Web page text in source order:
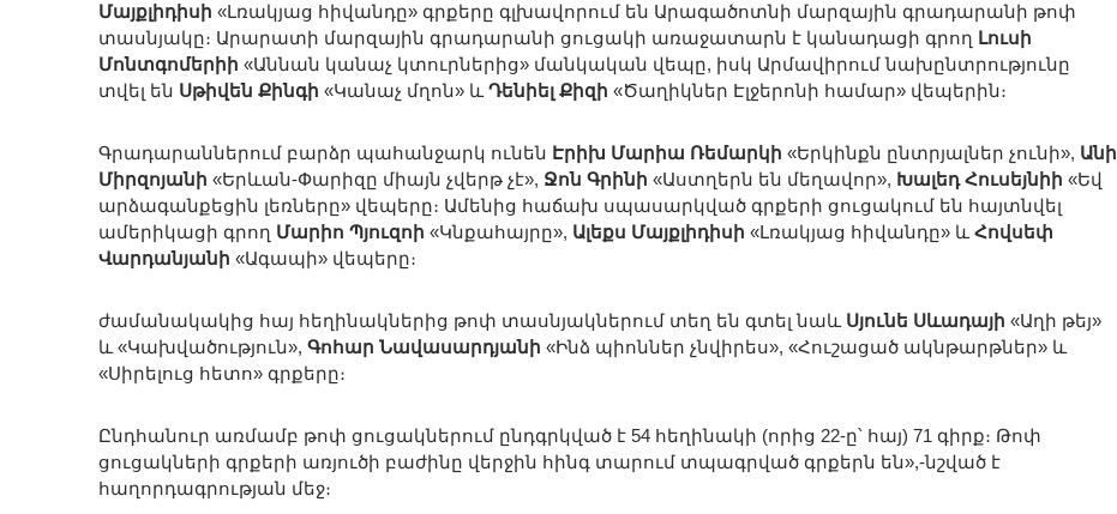
Մայքլիդիսի «Լռակյաց հիվանդը» գրքերը գլխավորում են Արագածոտնի մարզային գրադարանի թոփ
տասնյակը։ Արարատի մարզային գրադարանի ցուցակի առաջատարն է կանադացի գրող Լուսի
Մոնտգոմերիի «Աննան կանաչ կտուրներից» մանկական վեպը, իսկ Արմավիրում նախընտրությունը
տվել են Սթիվեն Քինգի «Կանաչ մղոն» և Դենիել Քիզի «Ծաղիկներ Էլջերոնի համար» վեպերին։
Գրադարաններում բարձր պահանջարկ ունեն Էրիխ Մարիա Ռեմարկի «Երկինքն ընտրյալներ չունի», Անի
Միրզոյանի «Երևան-Փարիզը միայն չվերթ չէ», Ջոն Գրինի «Աստղերն են մեղավոր», Խալեդ Հուսեյնիի «Եվ
արձագանքեցին լեռները» վեպերը։ Ամենից հաճախ սպասարկված գրքերի ցուցակում են հայտնվել
ամերիկացի գրող Մարիո Պյուզոի «Կնքահայրը», Ալեքս Մայքլիդիսի «Լռակյաց հիվանդը» և Հովսեփ
Վարդանյանի «Ագապի» վեպերը։
ժամանակակից հայ հեղինակներից թոփ տասնյակներում տեղ են գտել նաև Սյունե Սևադայի «Աղի թեյ»
և «Կախվածություն», Գոհար Նավասարդյանի «Ինձ պիոններ չնվիրես», «Հուշացած ակնթարթներ» և
«Սիրելուց հետո» գրքերը։
Ընդհանուր առմամբ թոփ ցուցակներում ընդգրկված է 54 հեղինակի (որից 22-ը՝ հայ) 71 գիրք։ Թոփ
ցուցակների գրքերի առյուծի բաժինը վերջին հինգ տարում տպագրված գրքերն են»,-նշված է
հաղորդագրության մեջ։